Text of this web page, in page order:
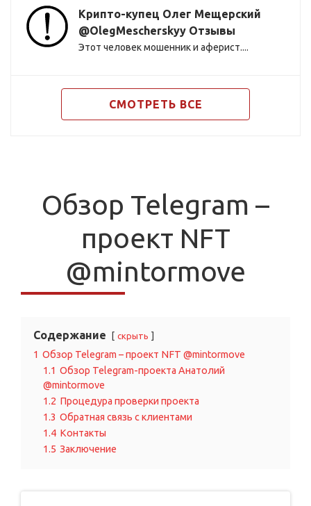
Крипто-купец Олег Мещерский
@OlegMescherskyy Отзывы
Этот человек мошенник и аферист....
СМОТРЕТЬ ВСЕ
Обзор Telegram –
проект NFT
@mintormove
Содержание скрыть
1 Обзор Telegram – проект NFT @mintormove
1.1 Обзор Telegram-проекта Анатолий
@mintormove
1.2 Процедура проверки проекта
1.3 Обратная связь с клиентами
1.4 Контакты
1.5 Заключение